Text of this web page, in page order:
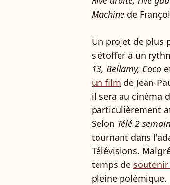
Machine de
Un projet de plus
s'étoffer à un
13, Bellamy, Coco
un film de Jean-
il sera au cinéma
particulièrement
Selon Télé 2
tournant dans
Télévisions.
temps de
pleine polémique.